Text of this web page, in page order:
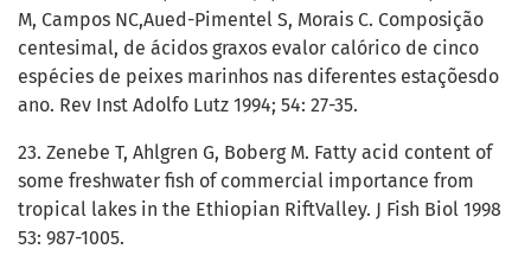
M, Campos NC,Aued-Pimentel S, Morais C. Composição
centesimal, de ácidos graxos evalor calórico de cinco
espécies de peixes marinhos nas diferentes estaçõesdo
ano. Rev Inst Adolfo Lutz 1994; 54: 27-35.
23. Zenebe T, Ahlgren G, Boberg M. Fatty acid content of
some freshwater fish of commercial importance from
tropical lakes in the Ethiopian RiftValley. J Fish Biol 1998
53: 987-1005.